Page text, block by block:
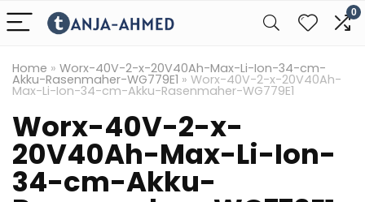
0
Home » Worx-40V-2-x-20V40Ah-Max-Li-Ion-34-cm-
Akku-Rasenmaher-WG779E1 » Worx-40V-2-x-20V40Ah-
Max-Li-Ion-34-cm-Akku-Rasenmaher-WG779E1
Worx-40V-2-x-
20V40Ah-Max-Li-Ion-
34-cm-Akku-